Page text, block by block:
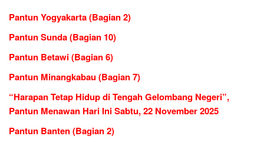
Pantun Yogyakarta (Bagian 2)
Pantun Sunda (Bagian 10)
Pantun Betawi (Bagian 6)
Pantun Minangkabau (Bagian 7)
“Harapan Tetap Hidup di Tengah Gelombang Negeri”,
Pantun Menawan Hari Ini Sabtu, 22 November 2025
Pantun Banten (Bagian 2)